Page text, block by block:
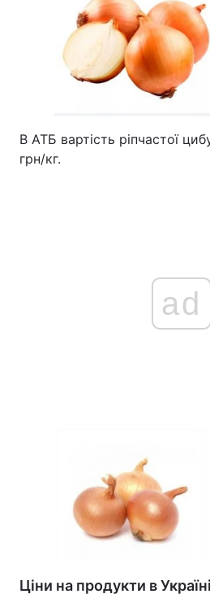
В АТБ вартість ріпчастої
грн/кг.
ad
Ціни на продукти в